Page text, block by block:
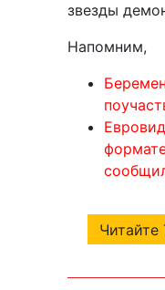
звезды
Напомним,
Читайте